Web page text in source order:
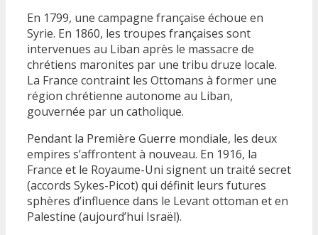
En 1799, une campagne française échoue en
Syrie. En 1860, les troupes françaises sont
intervenues au Liban après le massacre de
chrétiens maronites par une tribu druze locale.
La France contraint les Ottomans à former une
région chrétienne autonome au Liban,
gouvernée par un catholique.
Pendant la Première Guerre mondiale, les deux
empires s’affrontent à nouveau. En 1916, la
France et le Royaume-Uni signent un traité secret
(accords Sykes-Picot) qui définit leurs futures
sphères d’influence dans le Levant ottoman et en
Palestine (aujourd’hui Israël).